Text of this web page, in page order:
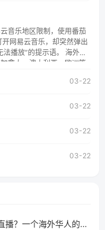
到这个问题的
可解决「海外用户收听腾
论人在香港、澳门、台
洲等国家和地区工作、留
地区和版权限制所困扰。
音乐地区限制，使用番茄
”的提示语。 海外用
拿大、澳大利亚、欧洲等
陆地区播放。 遇到这
的问题，无论人在香港、
，不再因地区和版权限制
03-22
03-22
03-22
03-22
马来西亚怎么用腾讯视频看欧洲杯直播？一个海外华人的真实困扰与破解